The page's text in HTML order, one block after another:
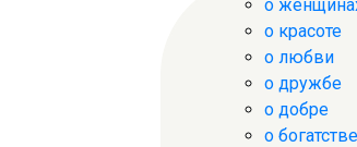
о
о красоте
о любви
о дружбе
о добре
о богатстве